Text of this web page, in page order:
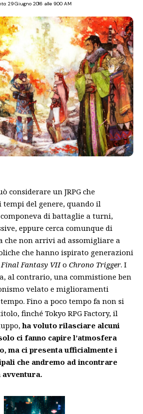
29 Giugno 2016 alle 9:00 AM
considerare un JRPG che
del genere, quando il
di battaglie a turni,
eppure cerca comunque di
che non arrivi ad assomigliare a
che hanno ispirato generazioni
Final Fantasy VIIo Chrono Trigger. I
al contrario, una commistione ben
velato e miglioramenti
Fino a poco tempo fa non si
finché Tokyo RPG Factory, il
ha voluto rilasciare alcuni
ci fanno capire l’atmosfera
ma ci presenta ufficialmente i
che andremo ad incontrare